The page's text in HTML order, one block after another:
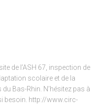
de l’ASH 67, inspection de
scolaire et de la
Bas-Rhin. N’hésitez pas à
besoin. http://www.circ-